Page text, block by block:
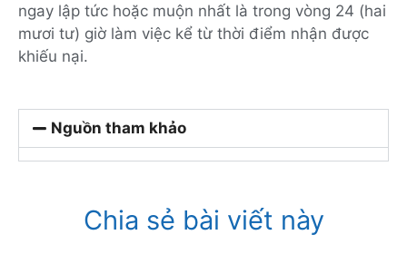
ngay lập tức hoặc muộn nhất là trong vòng 24 (hai
mươi tư) giờ làm việc kể từ thời điểm nhận được
khiếu nại.
Nguồn tham khảo
Chia sẻ bài viết này